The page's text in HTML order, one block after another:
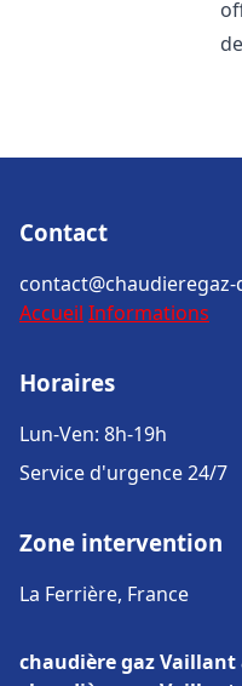
Contact
Accueil Informations
Horaires
Lun-Ven: 8h-19h
Service d'urgence 24/7
Zone intervention
La Ferrière, France
chaudière gaz Vaillant